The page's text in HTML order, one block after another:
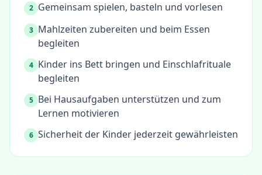
2 Gemeinsam spielen, basteln und vorlesen
3 Mahlzeiten zubereiten und beim Essen
begleiten
4 Kinder ins Bett bringen und Einschlafrituale
begleiten
5 Bei Hausaufgaben unterstützen und zum
Lernen motivieren
6 Sicherheit der Kinder jederzeit gewährleisten